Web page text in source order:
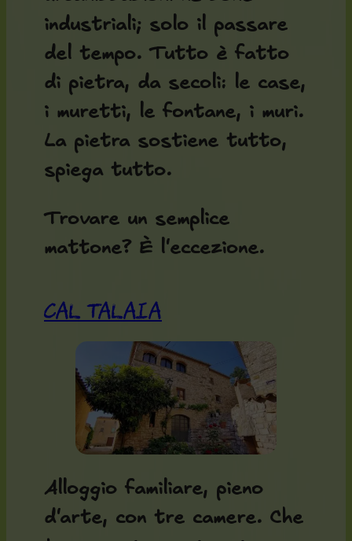
industriali; solo il passare
del tempo. Tutto è fatto
di pietra, da secoli: le case,
i muretti, le fontane, i muri.
La pietra sostiene tutto,
spiega tutto.
Trovare un semplice
mattone? È l'eccezione.
Cal Talaia
Alloggio familiare, pieno
d'arte, con tre camere. Che